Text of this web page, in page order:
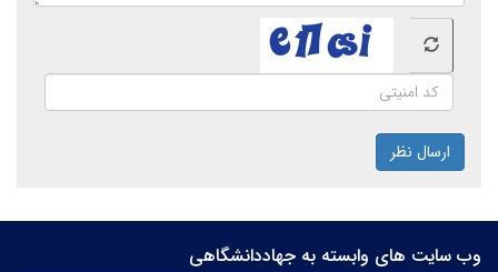
ارسال نظر
وب سایت های وابسته به جهاددانشگاهی